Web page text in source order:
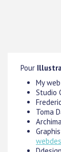
Pour
My
Studio
Toma